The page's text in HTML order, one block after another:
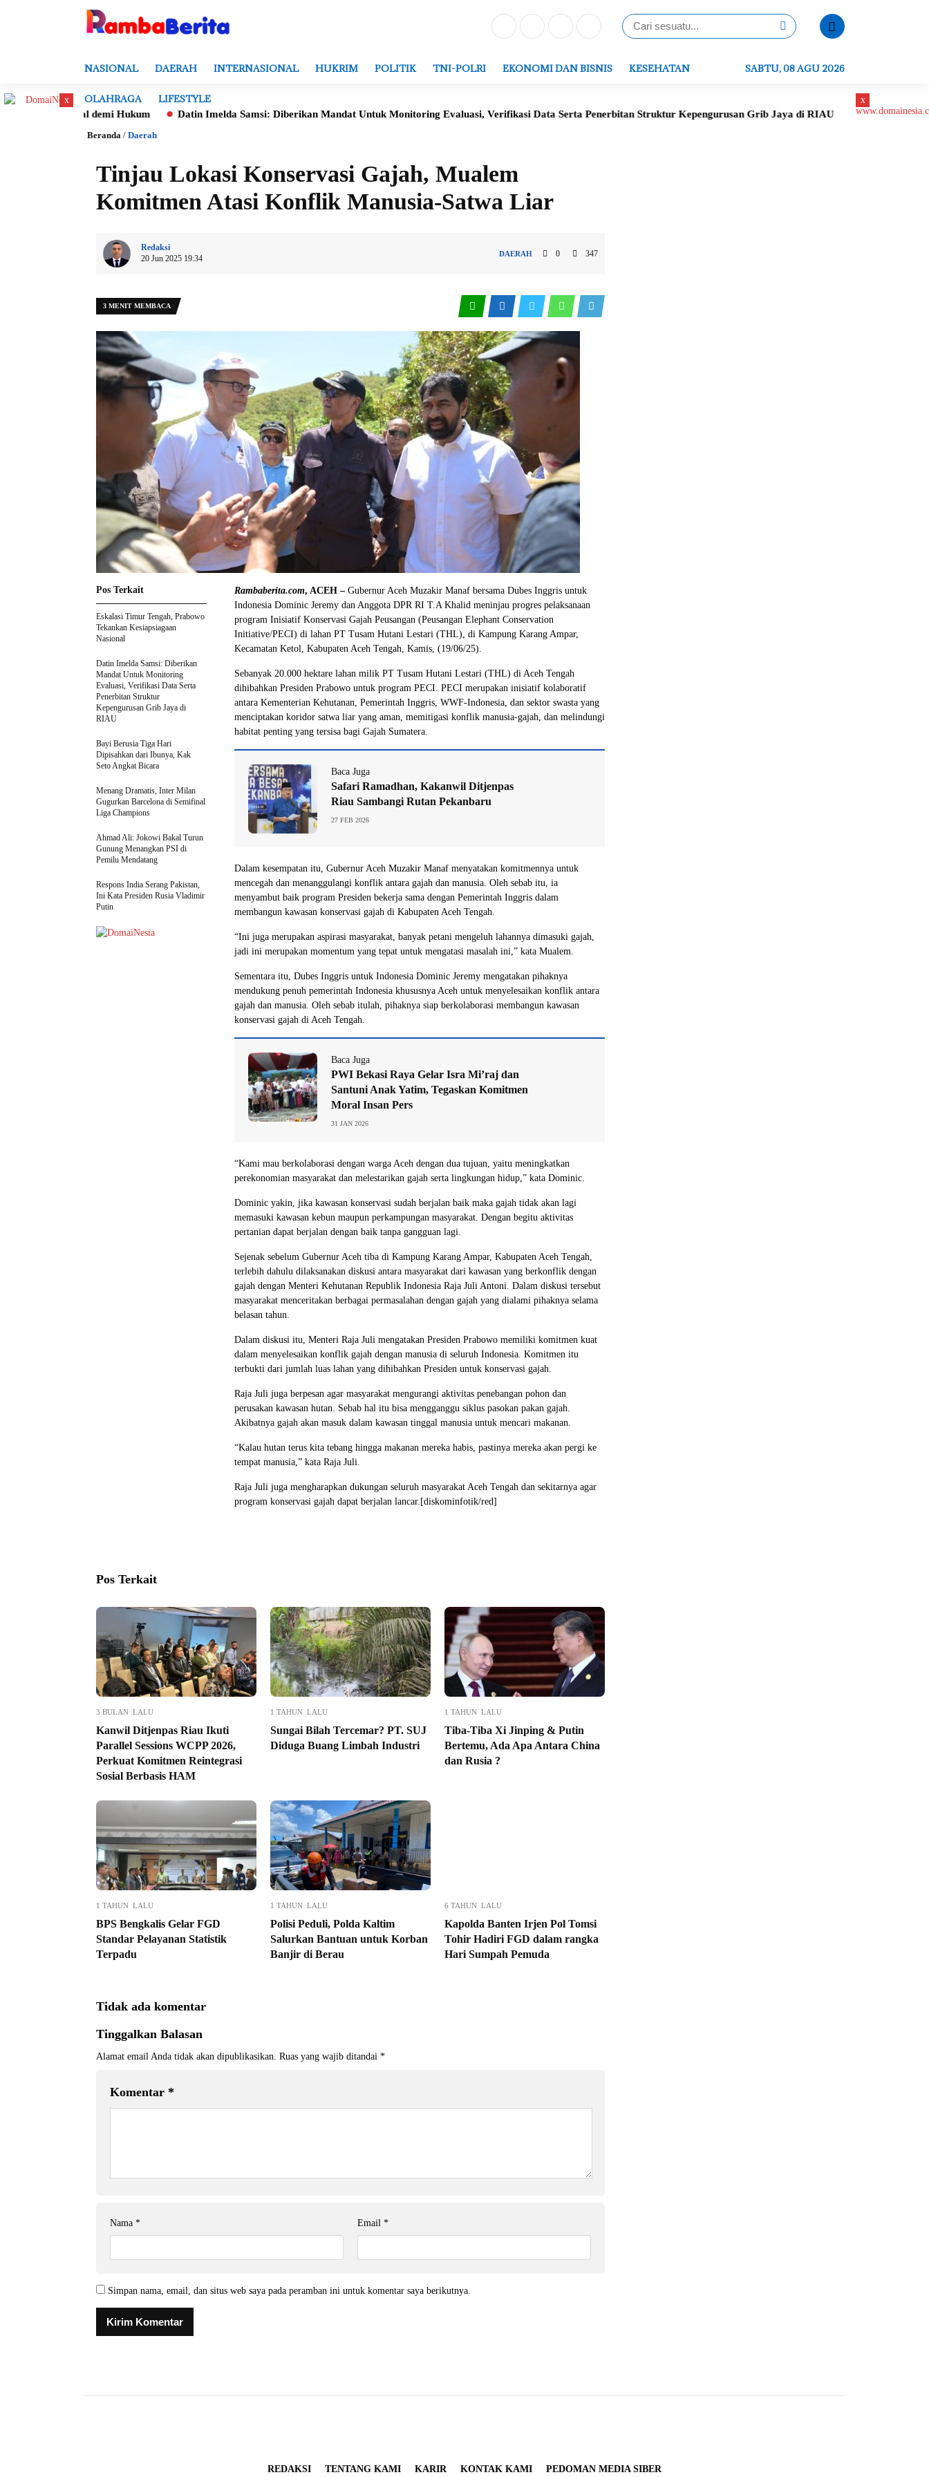
NASIONAL DAERAH INTERNASIONAL HUKRIM POLITIK TNI-POLRI EKONOMI DAN BISNIS KESEHATAN
OLAHRAGA LIFESTYLE
SABTU, 08 AGU 2026
Datin Imelda Samsi: Diberikan Mandat Untuk Monitoring Evaluasi, Verifikasi Data Serta Penerbitan Struktur Kepengurusan Grib Jaya di RIAU Peletakan Batu Pertama
Beranda / Daerah
Tinjau Lokasi Konservasi Gajah, Mualem
Komitmen Atasi Konflik Manusia-Satwa Liar
Redaksi
20 Jun 2025 19:34
DAERAH 0 347
3 MENIT MEMBACA
Rambaberita.com, ACEH – Gubernur Aceh Muzakir Manaf bersama Dubes Inggris untuk
Indonesia Dominic Jeremy dan Anggota DPR RI T.A Khalid meninjau progres pelaksanaan
program Inisiatif Konservasi Gajah Peusangan (Peusangan Elephant Conservation
Initiative/PECI) di lahan PT Tusam Hutani Lestari (THL), di Kampung Karang Ampar,
Kecamatan Ketol, Kabupaten Aceh Tengah, Kamis, (19/06/25).
Sebanyak 20.000 hektare lahan milik PT Tusam Hutani Lestari (THL) di Aceh Tengah
dihibahkan Presiden Prabowo untuk program PECI. PECI merupakan inisiatif kolaboratif
antara Kementerian Kehutanan, Pemerintah Inggris, WWF-Indonesia, dan sektor swasta yang
menciptakan koridor satwa liar yang aman, memitigasi konflik manusia-gajah, dan melindungi
habitat penting yang tersisa bagi Gajah Sumatera.
Baca Juga
Safari Ramadhan, Kakanwil Ditjenpas
Riau Sambangi Rutan Pekanbaru
27 FEB 2026
Dalam kesempatan itu, Gubernur Aceh Muzakir Manaf menyatakan komitmennya untuk
mencegah dan menanggulangi konflik antara gajah dan manusia. Oleh sebab itu, ia
menyambut baik program Presiden bekerja sama dengan Pemerintah Inggris dalam
membangun kawasan konservasi gajah di Kabupaten Aceh Tengah.
“Ini juga merupakan aspirasi masyarakat, banyak petani mengeluh lahannya dimasuki gajah,
jadi ini merupakan momentum yang tepat untuk mengatasi masalah ini,” kata Mualem.
Sementara itu, Dubes Inggris untuk Indonesia Dominic Jeremy mengatakan pihaknya
mendukung penuh pemerintah Indonesia khususnya Aceh untuk menyelesaikan konflik antara
gajah dan manusia. Oleh sebab itulah, pihaknya siap berkolaborasi membangun kawasan
konservasi gajah di Aceh Tengah.
Baca Juga
PWI Bekasi Raya Gelar Isra Mi’raj dan
Santuni Anak Yatim, Tegaskan Komitmen
Moral Insan Pers
31 JAN 2026
“Kami mau berkolaborasi dengan warga Aceh dengan dua tujuan, yaitu meningkatkan
perekonomian masyarakat dan melestarikan gajah serta lingkungan hidup,” kata Dominic.
Dominic yakin, jika kawasan konservasi sudah berjalan baik maka gajah tidak akan lagi
memasuki kawasan kebun maupun perkampungan masyarakat. Dengan begitu aktivitas
pertanian dapat berjalan dengan baik tanpa gangguan lagi.
Sejenak sebelum Gubernur Aceh tiba di Kampung Karang Ampar, Kabupaten Aceh Tengah,
terlebih dahulu dilaksanakan diskusi antara masyarakat dari kawasan yang berkonflik dengan
gajah dengan Menteri Kehutanan Republik Indonesia Raja Juli Antoni. Dalam diskusi tersebut
masyarakat menceritakan berbagai permasalahan dengan gajah yang dialami pihaknya selama
belasan tahun.
Dalam diskusi itu, Menteri Raja Juli mengatakan Presiden Prabowo memiliki komitmen kuat
dalam menyelesaikan konflik gajah dengan manusia di seluruh Indonesia. Komitmen itu
terbukti dari jumlah luas lahan yang dihibahkan Presiden untuk konservasi gajah.
Raja Juli juga berpesan agar masyarakat mengurangi aktivitas penebangan pohon dan
perusakan kawasan hutan. Sebab hal itu bisa mengganggu siklus pasokan pakan gajah.
Akibatnya gajah akan masuk dalam kawasan tinggal manusia untuk mencari makanan.
“Kalau hutan terus kita tebang hingga makanan mereka habis, pastinya mereka akan pergi ke
tempat manusia,” kata Raja Juli.
Raja Juli juga mengharapkan dukungan seluruh masyarakat Aceh Tengah dan sekitarnya agar
program konservasi gajah dapat berjalan lancar.[diskominfotik/red]
Pos Terkait
Eskalasi Timur Tengah, Prabowo
Tekankan Kesiapsiagaan
Nasional
Datin Imelda Samsi: Diberikan
Mandat Untuk Monitoring
Evaluasi, Verifikasi Data Serta
Penerbitan Struktur
Kepengurusan Grib Jaya di
RIAU
Bayi Berusia Tiga Hari
Dipisahkan dari Ibunya, Kak
Seto Angkat Bicara
Menang Dramatis, Inter Milan
Gugurkan Barcelona di Semifinal
Liga Champions
Ahmad Ali: Jokowi Bakal Turun
Gunung Menangkan PSI di
Pemilu Mendatang
Respons India Serang Pakistan,
Ini Kata Presiden Rusia Vladimir
Putin
Pos Terkait
3 BULAN LALU
Kanwil Ditjenpas Riau Ikuti
Parallel Sessions WCPP 2026,
Perkuat Komitmen Reintegrasi
Sosial Berbasis HAM
1 TAHUN LALU
Sungai Bilah Tercemar? PT. SUJ
Diduga Buang Limbah Industri
1 TAHUN LALU
Tiba-Tiba Xi Jinping & Putin
Bertemu, Ada Apa Antara China
dan Rusia ?
1 TAHUN LALU
BPS Bengkalis Gelar FGD
Standar Pelayanan Statistik
Terpadu
1 TAHUN LALU
Polisi Peduli, Polda Kaltim
Salurkan Bantuan untuk Korban
Banjir di Berau
6 TAHUN LALU
Kapolda Banten Irjen Pol Tomsi
Tohir Hadiri FGD dalam rangka
Hari Sumpah Pemuda
Tidak ada komentar
Tinggalkan Balasan
Alamat email Anda tidak akan dipublikasikan. Ruas yang wajib ditandai *
Komentar *
Nama * Email *
Simpan nama, email, dan situs web saya pada peramban ini untuk komentar saya berikutnya.
x x
REDAKSI TENTANG KAMI KARIR KONTAK KAMI PEDOMAN MEDIA SIBER